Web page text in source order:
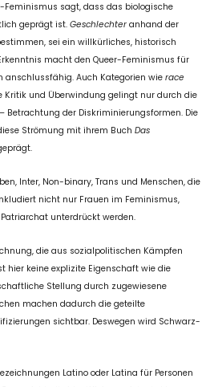
Feminismus sagt, dass das biologische
geprägt ist.Geschlechteranhand der
sei ein willkürliches, historisch
macht den Queer-Feminismus für
anschlussfähig. Auch Kategorien wierace
Kritik und Überwindung gelingt nur durch die
Betrachtung der Diskriminierungsformen. Die
Strömung mit ihrem BuchDas
Inter, Non-binary, Trans und Menschen, die
nicht nur Frauen im Feminismus,
unterdrückt werden.
die aus sozialpolitischen Kämpfen
hier keine explizite Eigenschaft wie die
Stellung durch zugewiesene
machen dadurch die geteilte
sichtbar. Deswegen wird Schwarz-
Latino oder Latina für Personen